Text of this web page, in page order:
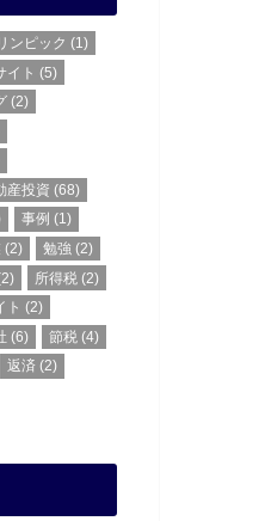
ンピック (1)
イト (5)
(2)
産投資 (68)
事例 (1)
(2) 勉強 (2)
所得税 (2)
ト (2)
(6) 節税 (4)
返済 (2)